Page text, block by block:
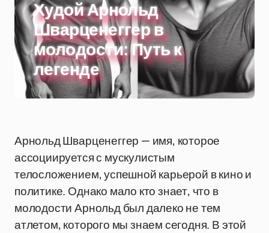
Худой Арнольд
Шварценеггер в
молодости: Путь к
легенде
Арнольд Шварценеггер — имя, которое
ассоциируется с мускулистым
телосложением, успешной карьерой в кино и
политике. Однако мало кто знает, что в
молодости Арнольд был далеко не тем
атлетом, которого мы знаем сегодня. В этой